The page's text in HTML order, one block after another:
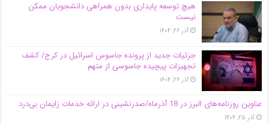
هیچ توسعه پایداری بدون همراهی دانشجویان ممکن
نیست
آذر ۲۶, ۱۴۰۴
جزئیات جدید از پرونده جاسوس اسرائیل در کرج/‌ کشف
تجهیزات پیچیده جاسوسی از متهم
آذر ۲۶, ۱۴۰۴
عناوین روزنامه‌های البرز در ‌18 آذرماه/صدرنشینی در ارائه خدمات زایمان بی‌درد
آذر ۲۵, ۱۴۰۴